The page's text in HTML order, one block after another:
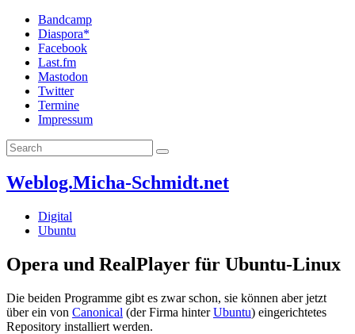
Bandcamp
Diaspora*
Facebook
Last.fm
Mastodon
Twitter
Termine
Impressum
Weblog.Micha-Schmidt.net
Digital
Ubuntu
Opera und RealPlayer für Ubuntu-Linux
Die beiden Programme gibt es zwar schon, sie können aber jetzt
über ein von Canonical (der Firma hinterUbuntu) eingerichtetes
Repository installiert werden.